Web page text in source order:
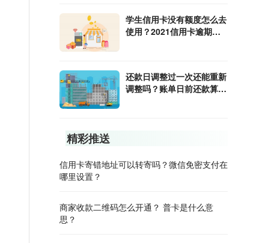
学生信用卡没有额度怎么去
使用？2021信用卡逾期还
还款日调整过一次还能重新
调整吗？账单日前还款算不
精彩推送
信用卡寄错地址可以转寄吗？微信免密支付在
哪里设置？
商家收款二维码怎么开通？ 普卡是什么意
思？